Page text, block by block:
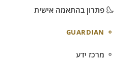
פתרון בהתאמה אישית
GUARDIAN
מרכז ידע